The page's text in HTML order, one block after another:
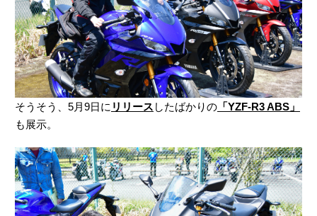
そうそう、5月9日に リリース したばかりの 「YZF-R3 ABS」
も展示。